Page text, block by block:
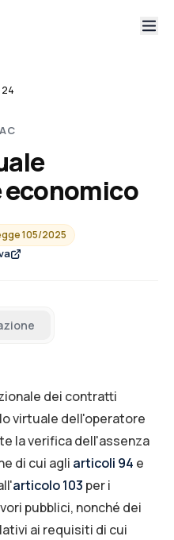
economico
105/2025
dei contratti
virtuale dell'operatore
la verifica dell'assenza
di cui agli articoli 94 e
articolo 103 per i
pubblici, nonché dei
ai requisiti di cui